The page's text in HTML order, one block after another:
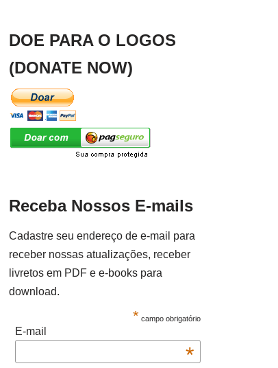
DOE PARA O LOGOS
(DONATE NOW)
Receba Nossos E-mails
Cadastre seu endereço de e-mail para
receber nossas atualizações, receber
livretos em PDF e e-books para
download.
* campo obrigatório
E-mail
*